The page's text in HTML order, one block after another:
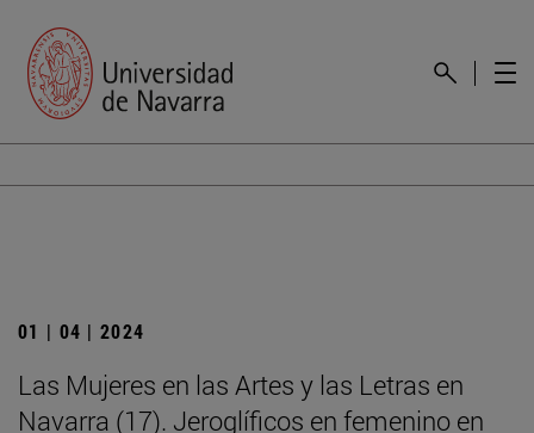
01 | 04 | 2024
Las Mujeres en las Artes y las Letras en
Navarra (17). Jeroglíficos en femenino en